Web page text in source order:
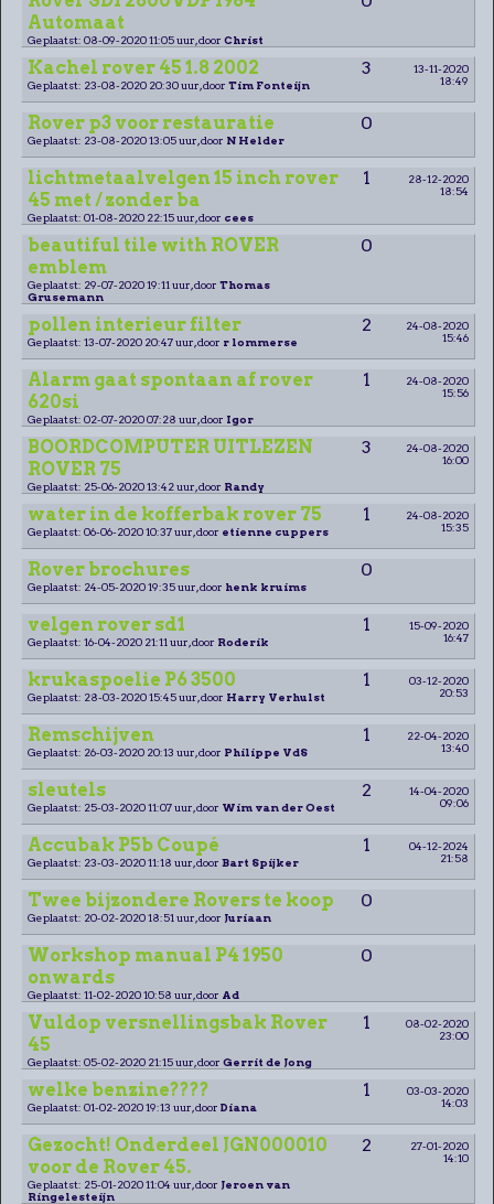
Automaat
Geplaatst: 08-09-2020 11:05 uur, door Christ
Kachel rover 45 1.8 2002 3
13-11-2020
18:49
Geplaatst: 23-08-2020 20:30 uur, door Tim Fonteijn
Rover p3 voor restauratie 0
Geplaatst: 23-08-2020 13:05 uur, door N Helder
lichtmetaalvelgen 15 inch rover
45 met / zonder ba
1
28-12-2020
18:54
Geplaatst: 01-08-2020 22:15 uur, door cees
beautiful tile with ROVER
emblem
0
Geplaatst: 29-07-2020 19:11 uur, door Thomas
Grusemann
pollen interieur filter 2
24-08-2020
15:46
Geplaatst: 13-07-2020 20:47 uur, door r lommerse
Alarm gaat spontaan af rover
620si
1
24-08-2020
15:56
Geplaatst: 02-07-2020 07:28 uur, door Igor
BOORDCOMPUTER UITLEZEN
ROVER 75
3
24-08-2020
16:00
Geplaatst: 25-06-2020 13:42 uur, door Randy
water in de kofferbak rover 75 1
24-08-2020
15:35
Geplaatst: 06-06-2020 10:37 uur, door etienne cuppers
Rover brochures 0
Geplaatst: 24-05-2020 19:35 uur, door henk kruims
velgen rover sd1 1
15-09-2020
16:47
Geplaatst: 16-04-2020 21:11 uur, door Roderik
krukaspoelie P6 3500 1
03-12-2020
20:53
Geplaatst: 28-03-2020 15:45 uur, door Harry Verhulst
Remschijven 1
22-04-2020
13:40
Geplaatst: 26-03-2020 20:13 uur, door Philippe VdS
sleutels 2
14-04-2020
09:06
Geplaatst: 25-03-2020 11:07 uur, door Wim van der Oest
Accubak P5b Coupé 1
04-12-2024
21:58
Geplaatst: 23-03-2020 11:18 uur, door Bart Spijker
Twee bijzondere Rovers te koop 0
Geplaatst: 20-02-2020 18:51 uur, door Juriaan
Workshop manual P4 1950
onwards
0
Geplaatst: 11-02-2020 10:58 uur, door Ad
Vuldop versnellingsbak Rover
45
1
08-02-2020
23:00
Geplaatst: 05-02-2020 21:15 uur, door Gerrit de Jong
welke benzine???? 1
03-03-2020
14:03
Geplaatst: 01-02-2020 19:13 uur, door Diana
Gezocht! Onderdeel JGN000010
voor de Rover 45.
2
27-01-2020
14:10
Geplaatst: 25-01-2020 11:04 uur, door Jeroen van
Ringelesteijn